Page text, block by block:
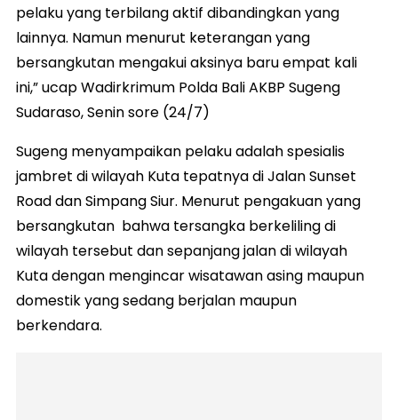
pelaku yang terbilang aktif dibandingkan yang
lainnya. Namun menurut keterangan yang
bersangkutan mengakui aksinya baru empat kali
ini,” ucap Wadirkrimum Polda Bali AKBP Sugeng
Sudaraso, Senin sore (24/7)
Sugeng menyampaikan pelaku adalah spesialis
jambret di wilayah Kuta tepatnya di Jalan Sunset
Road dan Simpang Siur. Menurut pengakuan yang
bersangkutan bahwa tersangka berkeliling di
wilayah tersebut dan sepanjang jalan di wilayah
Kuta dengan mengincar wisatawan asing maupun
domestik yang sedang berjalan maupun
berkendara.